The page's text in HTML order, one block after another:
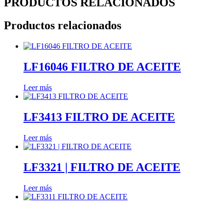
PRODUCTOS RELACIONADOS
Productos relacionados
LF16046 FILTRO DE ACEITE
Leer más
LF3413 FILTRO DE ACEITE
Leer más
LF3321 | FILTRO DE ACEITE
Leer más